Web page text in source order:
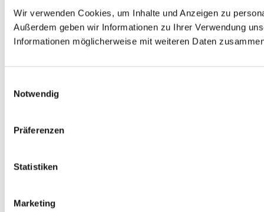
Wir verwenden Cookies, um Inhalte und Anzeigen zu
Außerdem geben wir Informationen zu Ihrer Verwendung
Informationen möglicherweise mit weiteren Daten
Notwendig
Präferenzen
Statistiken
Marketing